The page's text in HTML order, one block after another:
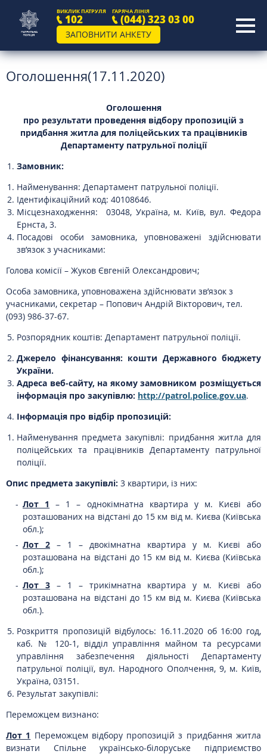
ВИКЛИК ПАТРУЛЯ
102
ГАРЯЧА ЛІНІЯ
(044) 323 03 00
ЗАПОВНИТИ АНКЕТУ
Оголошення(17.11.2020)
Оголошення
про результати проведення відбору пропозицій з
придбання житла для поліцейських та працівників
Департаменту патрульної поліції
Замовник:
Найменування: Департамент патрульної поліції.
Ідентифікаційний код: 40108646.
Місцезнаходження: 03048, Україна, м. Київ, вул. Федора
Ернста, 3.
Посадові особи замовника, уповноважені здійснювати
зв’язок з учасниками:
Голова комісії – Жуков Євгеній Олександрович;
Особа замовника, уповноважена здійснювати зв’язок з
учасниками, секретар – Попович Андрій Вікторович, тел.
(093) 986-37-67.
Розпорядник коштів: Департамент патрульної поліції.
Джерело фінансування: кошти Державного бюджету
України.
Адреса веб-сайту, на якому замовником розміщується
інформація про закупівлю: http://patrol.police.gov.ua.
Інформація про відбір пропозицій:
Найменування предмета закупівлі: придбання житла для
поліцейських та працівників Департаменту патрульної
поліції.
Опис предмета закупівлі: 3 квартири, із них:
Лот 1
– 1 – однокімнатна квартира у м. Києві або
розташованих на відстані до 15 км від м. Києва (Київська
обл.);
Лот 2 – 1 – двокімнатна квартира у м. Києві або
розташована на відстані до 15 км від м. Києва (Київська
обл.);
Лот 3– 1 – трикімнатна квартира у м. Києві або
розташована на відстані до 15 км від м. Києва (Київська
обл.).
Розкриття пропозицій відбулось: 16.11.2020 об 16:00 год,
каб. № 120-1, відділ управління майном та ресурсами
управління забезпечення діяльності Департаменту
патрульної поліції, вул. Народного Ополчення, 9, м. Київ,
Україна, 03151.
Результат закупівлі:
Переможцем визнано:
Лот 1 Переможцем відбору пропозицій з придбання житла
визнати Спільне українсько-білоруське підприємство